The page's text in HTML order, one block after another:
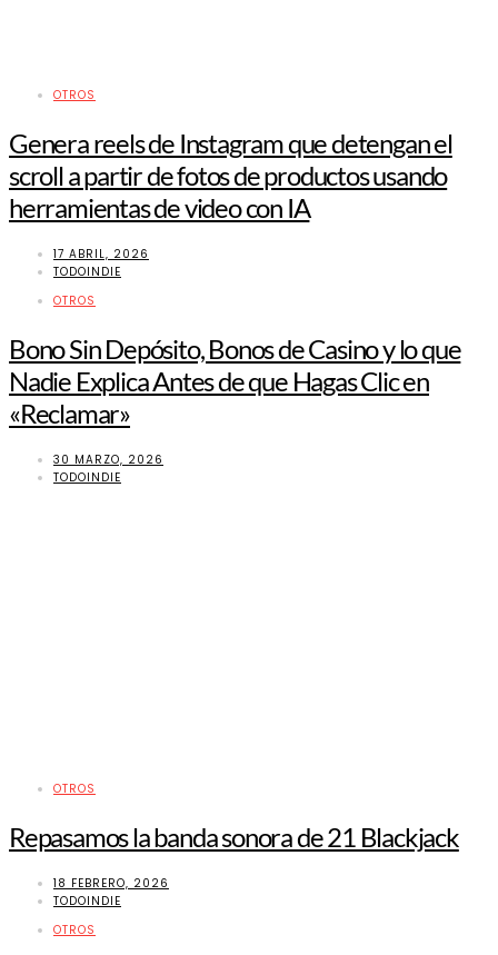
OTROS
Genera reels de Instagram que detengan el
scroll a partir de fotos de productos usando
herramientas de video con IA
17 ABRIL, 2026
TODOINDIE
OTROS
Bono Sin Depósito, Bonos de Casino y lo que
Nadie Explica Antes de que Hagas Clic en
«Reclamar»
30 MARZO, 2026
TODOINDIE
OTROS
Repasamos la banda sonora de 21 Blackjack
18 FEBRERO, 2026
TODOINDIE
OTROS